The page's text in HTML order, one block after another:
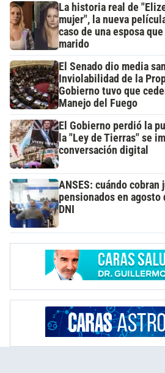
La historia real de
mujer", la nueva
caso de una esposa
marido
El Senado dio media
Inviolabilidad de la
Gobierno tuvo que
Manejo del Fuego
El Gobierno perdió la
la "Ley de Tierras" se
conversación digital
ANSES: cuándo cobran
pensionados en agosto
DNI